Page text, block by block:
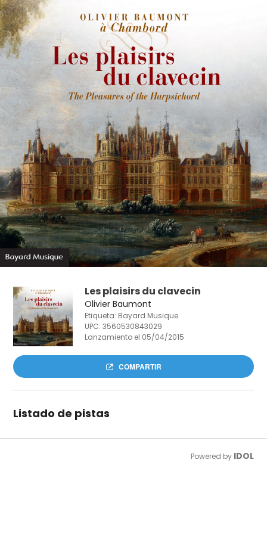
Les plaisirs du clavecin
Olivier Baumont
Etiqueta: Bayard Musique
UPC:3560530843029
Lanzamiento el 05/04/2015
COMPARTIR
Listado de pistas
Powered by IDOL